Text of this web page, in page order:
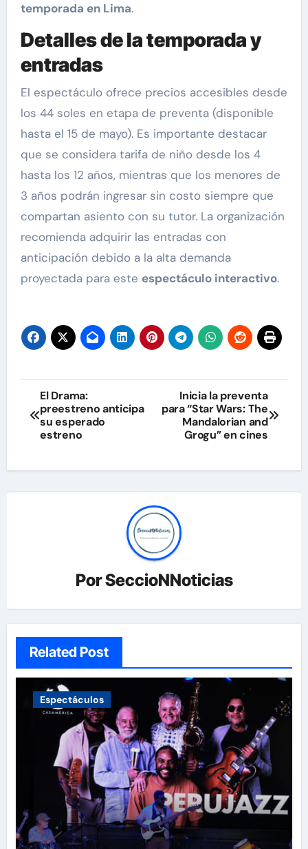
temporada en Lima.
Detalles de la temporada y
entradas
El espectáculo ofrece precios accesibles desde
los 44 soles en etapa de preventa (disponible
hasta el 15 de mayo). Es importante destacar
que se considera tarifa de niño desde los 4
hasta los 12 años, mientras que los menores de
3 años podrán ingresar sin costo siempre que
compartan asiento con su tutor. La organización
recomienda adquirir las entradas con
anticipación debido a la alta demanda
proyectada para este espectáculo interactivo.
Navegación
de
El Drama:
preestreno anticipa
su esperado
estreno
Inicia la preventa
para “Star Wars: The
Mandalorian and
Grogu” en cines
PorSeccioNNoticias
Related Post
Espectáculos